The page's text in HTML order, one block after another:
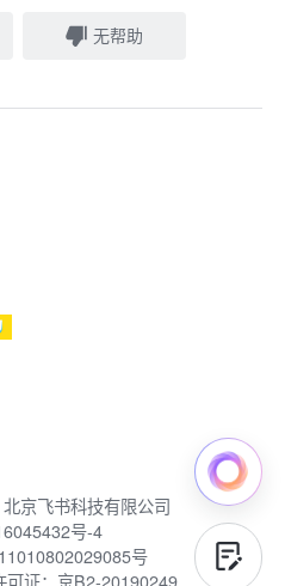
无帮助
京飞书科技有限公司
号-4
号
可证：京B2-20190249